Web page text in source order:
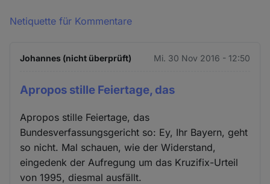
Netiquette für Kommentare
Johannes (nicht überprüft) Mi. 30 Nov 2016 - 12:50
Apropos stille Feiertage, das
Apropos stille Feiertage, das
Bundesverfassungsgericht so: Ey, Ihr Bayern, geht
so nicht. Mal schauen, wie der Widerstand,
eingedenk der Aufregung um das Kruzifix-Urteil
von 1995, diesmal ausfällt.